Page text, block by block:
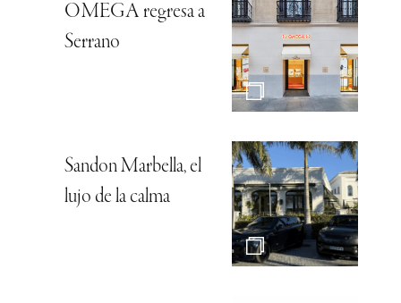
OMEGA regresa a
Serrano
Sandon Marbella, el
lujo de la calma